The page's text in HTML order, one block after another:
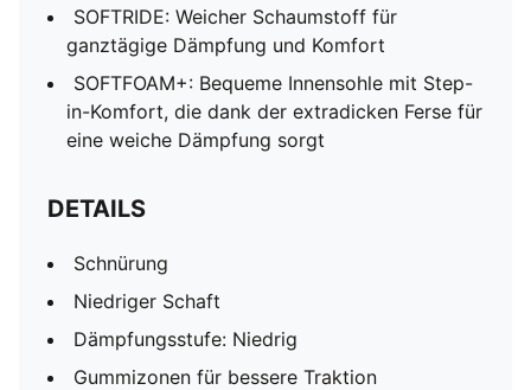
SOFTRIDE: Weicher Schaumstoff für
ganztägige Dämpfung und Komfort
SOFTFOAM+: Bequeme Innensohle mit Step-
in-Komfort, die dank der extradicken Ferse für
eine weiche Dämpfung sorgt
DETAILS
Schnürung
Niedriger Schaft
Dämpfungsstufe: Niedrig
Gummizonen für bessere Traktion